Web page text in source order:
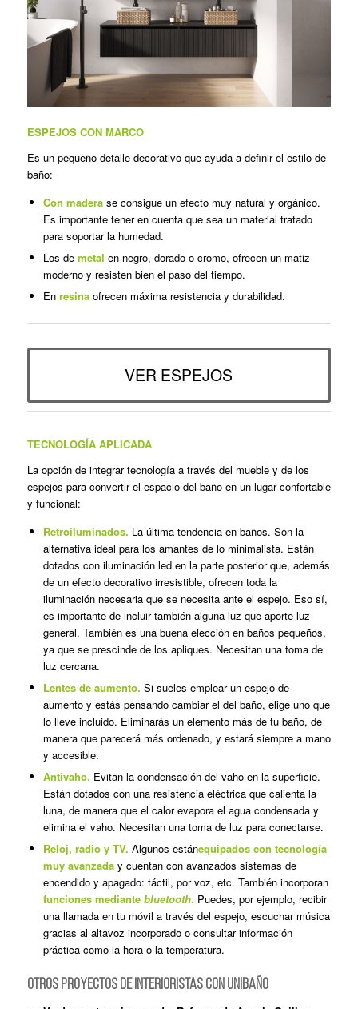
ESPEJOS CON MARCO
Es un pequeño detalle decorativo que ayuda a definir el estilo de
baño:
Con maderase consigue un efecto muy natural y orgánico.
Es importante tener en cuenta que sea un material tratado
para soportar la humedad.
Los de metal en negro, dorado o cromo, ofrecen un matiz
moderno y resisten bien el paso del tiempo.
En resinaofrecen máxima resistencia y durabilidad.
VER ESPEJOS
TECNOLOGÍA APLICADA
La opción de integrar tecnología a través del mueble y de los
espejos para convertir el espacio del baño en un lugar confortable
y funcional:
Retroiluminados. La última tendencia en baños. Son la
alternativa ideal para los amantes de lo minimalista. Están
dotados con iluminación led en la parte posterior que, además
de un efecto decorativo irresistible, ofrecen toda la
iluminación necesaria que se necesita ante el espejo. Eso sí,
es importante de incluir también alguna luz que aporte luz
general. También es una buena elección en baños pequeños,
ya que se prescinde de los apliques. Necesitan una toma de
luz cercana.
Lentes de aumento. Si sueles emplear un espejo de
aumento y estás pensando cambiar el del baño, elige uno que
lo lleve incluido. Eliminarás un elemento más de tu baño, de
manera que parecerá más ordenado, y estará siempre a mano
y accesible.
Antivaho. Evitan la condensación del vaho en la superficie.
Están dotados con una resistencia eléctrica que calienta la
luna, de manera que el calor evapora el agua condensada y
elimina el vaho. Necesitan una toma de luz para conectarse.
Reloj, radio y TV. Algunos estánequipados con tecnología
muy avanzada y cuentan con avanzados sistemas de
encendido y apagado: táctil, por voz, etc. También incorporan
funciones mediante bluetooth. Puedes, por ejemplo, recibir
una llamada en tu móvil a través del espejo, escuchar música
gracias al altavoz incorporado o consultar información
práctica como la hora o la temperatura.
OTROS PROYECTOS DE INTERIORISTAS CON UNIBAÑO